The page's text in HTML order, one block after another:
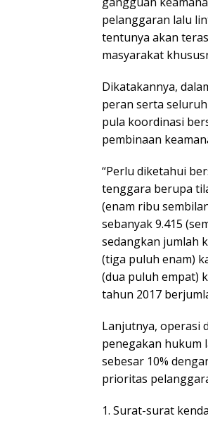
pelanggaran lalu
tentunya akan
masyarakat
Dikatakannya,
peran serta
pula koordinasi
pembinaan
“Perlu diketahui
tenggara berupa
(enam ribu
sebanyak 9.415
sedangkan jumlah
(tiga puluh enam)
(dua puluh empat)
tahun 2017
Lanjutnya, operasi
penegakan hukum
sebesar 10%
prioritas
1. Surat-surat